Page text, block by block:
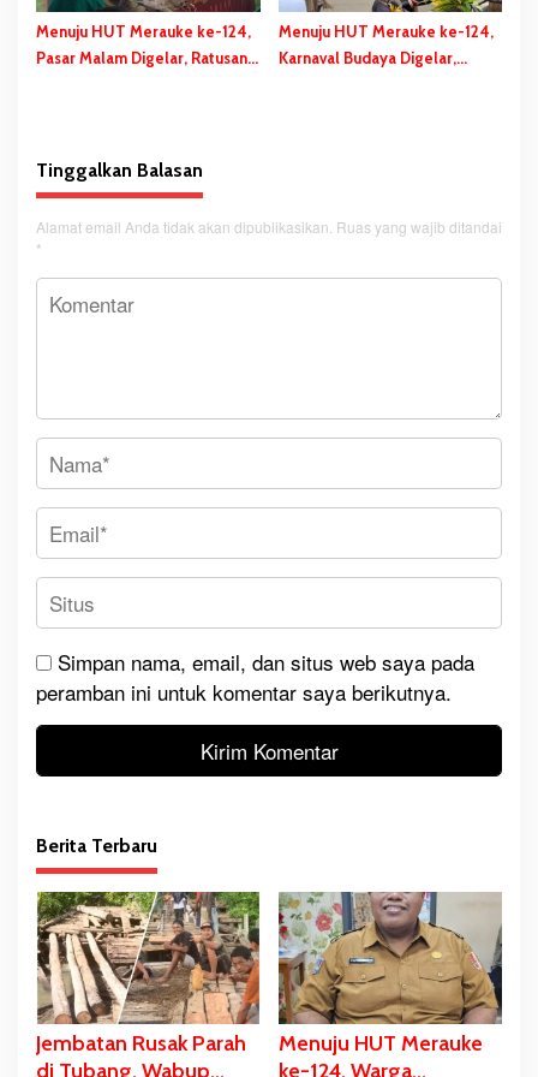
Menuju HUT Merauke ke-124,
Pasar Malam Digelar, Ratusan
Menuju HUT Merauke ke-124,
Karnaval Budaya Digelar,
Tinggalkan Balasan
Alamat email Anda tidak akan dipublikasikan. Ruas yang wajib ditandai
*
Simpan nama, email, dan situs web saya pada
peramban ini untuk komentar saya berikutnya.
Berita Terbaru
Jembatan Rusak Parah
di Tubang, Wabup
Menuju HUT Merauke
ke-124, Warga